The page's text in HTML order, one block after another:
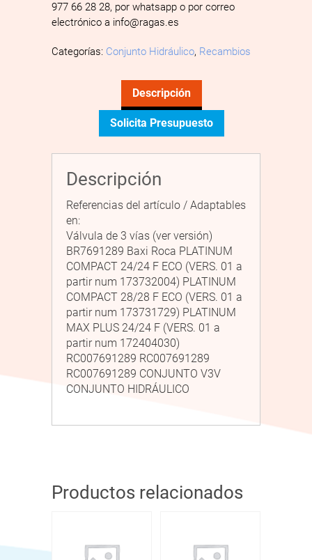
977 66 28 28, por whatsapp o por correo
electrónico a info@ragas.es
Categorías: Conjunto Hidráulico, Recambios
Descripción
Solicita Presupuesto
Descripción
Referencias del artículo / Adaptables
en:
Válvula de 3 vías (ver versión)
BR7691289 Baxi Roca PLATINUM
COMPACT 24/24 F ECO (VERS. 01 a
partir num 173732004) PLATINUM
COMPACT 28/28 F ECO (VERS. 01 a
partir num 173731729) PLATINUM
MAX PLUS 24/24 F (VERS. 01 a
partir num 172404030)
RC007691289 RC007691289
RC007691289 CONJUNTO V3V
CONJUNTO HIDRÁULICO
Productos relacionados